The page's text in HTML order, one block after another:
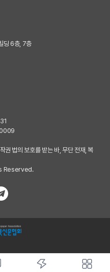
딩 6층, 7층
법의 보호를 받는 바, 무단 전재, 복
Reserved.